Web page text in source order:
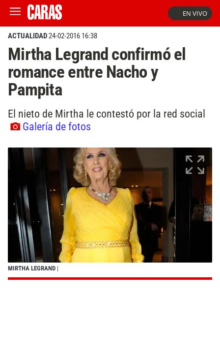
EN VIVO
ACTUALIDAD24-02-2016 16:38
Mirtha Legrand confirmó el
romance entre Nacho y
Pampita
El nieto de Mirtha le contestó por la red social
Galería de fotos
MIRTHA LEGRAND |